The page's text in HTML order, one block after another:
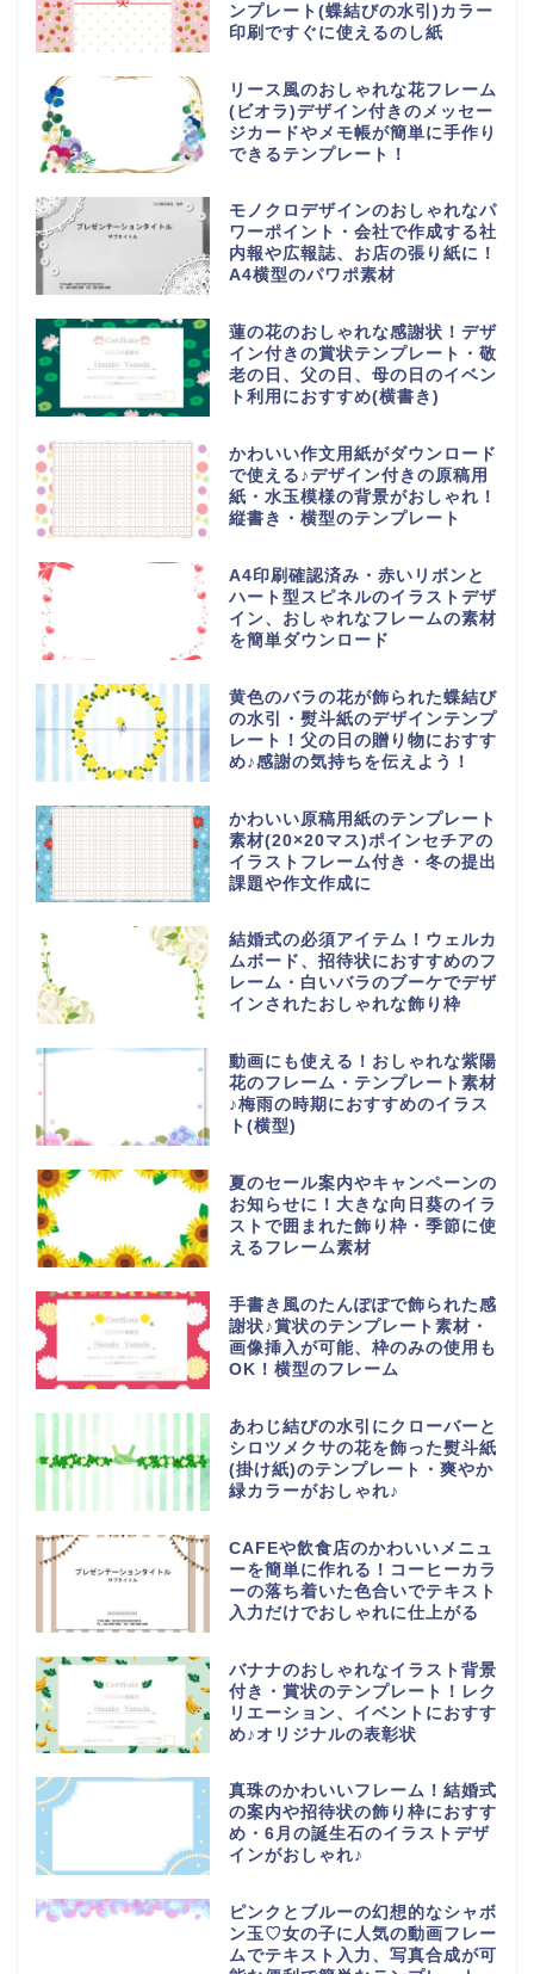
ンプレート(蝶結びの水引)カラー
印刷ですぐに使えるのし紙
リース風のおしゃれな花フレーム
(ビオラ)デザイン付きのメッセー
ジカードやメモ帳が簡単に手作り
できるテンプレート！
モノクロデザインのおしゃれなパ
ワーポイント・会社で作成する社
内報や広報誌、お店の張り紙に！
A4横型のパワポ素材
蓮の花のおしゃれな感謝状！デザ
イン付きの賞状テンプレート・敬
老の日、父の日、母の日のイベン
ト利用におすすめ(横書き)
かわいい作文用紙がダウンロード
で使える♪デザイン付きの原稿用
紙・水玉模様の背景がおしゃれ！
縦書き・横型のテンプレート
A4印刷確認済み・赤いリボンと
ハート型スピネルのイラストデザ
イン、おしゃれなフレームの素材
を簡単ダウンロード
黄色のバラの花が飾られた蝶結び
の水引・熨斗紙のデザインテンプ
レート！父の日の贈り物におすす
め♪感謝の気持ちを伝えよう！
かわいい原稿用紙のテンプレート
素材(20×20マス)ポインセチアの
イラストフレーム付き・冬の提出
課題や作文作成に
結婚式の必須アイテム！ウェルカ
ムボード、招待状におすすめのフ
レーム・白いバラのブーケでデザ
インされたおしゃれな飾り枠
動画にも使える！おしゃれな紫陽
花のフレーム・テンプレート素材
♪梅雨の時期におすすめのイラス
ト(横型)
夏のセール案内やキャンペーンの
お知らせに！大きな向日葵のイラ
ストで囲まれた飾り枠・季節に使
えるフレーム素材
手書き風のたんぽぽで飾られた感
謝状♪賞状のテンプレート素材・
画像挿入が可能、枠のみの使用も
OK！横型のフレーム
あわじ結びの水引にクローバーと
シロツメクサの花を飾った熨斗紙
(掛け紙)のテンプレート・爽やか
緑カラーがおしゃれ♪
CAFEや飲食店のかわいいメニュ
ーを簡単に作れる！コーヒーカラ
ーの落ち着いた色合いでテキスト
入力だけでおしゃれに仕上がる
バナナのおしゃれなイラスト背景
付き・賞状のテンプレート！レク
リエーション、イベントにおすす
め♪オリジナルの表彰状
真珠のかわいいフレーム！結婚式
の案内や招待状の飾り枠におすす
め・6月の誕生石のイラストデザ
インがおしゃれ♪
ピンクとブルーの幻想的なシャボ
ン玉♡女の子に人気の動画フレー
ムでテキスト入力、写真合成が可